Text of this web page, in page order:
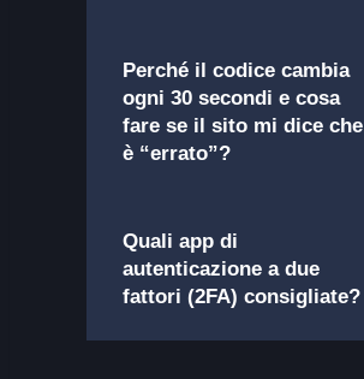
Perché il codice cambia
ogni 30 secondi e cosa
fare se il sito mi dice che
è “errato”?
Quali app di
autenticazione a due
fattori (2FA) consigliate?